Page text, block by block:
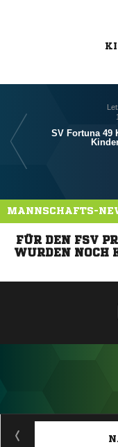
SV Fortuna 49
MANNSCHAFTS-
FÜR DEN FSV
URDEN NOCH